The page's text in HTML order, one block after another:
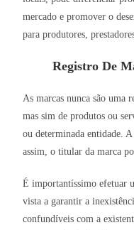
mercado e promover o
para produtores,
Registro De
As marcas nunca são uma
mas sim de produtos ou
ou determinada entidade.
assim, o titular da marca
É importantíssimo efetuar
vista a garantir a
confundíveis com a